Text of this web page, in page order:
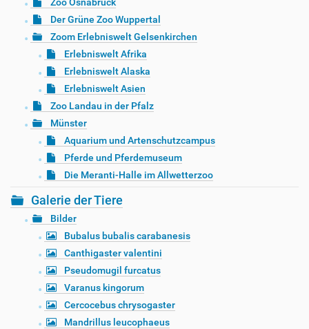
Zoo Osnabrück
Der Grüne Zoo Wuppertal
Zoom Erlebniswelt Gelsenkirchen
Erlebniswelt Afrika
Erlebniswelt Alaska
Erlebniswelt Asien
Zoo Landau in der Pfalz
Münster
Aquarium und Artenschutzcampus
Pferde und Pferdemuseum
Die Meranti-Halle im Allwetterzoo
Galerie der Tiere
Bilder
Bubalus bubalis carabanesis
Canthigaster valentini
Pseudomugil furcatus
Varanus kingorum
Cercocebus chrysogaster
Mandrillus leucophaeus